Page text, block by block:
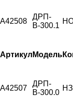
A42508
ДРП-
В-300.1
Артикул Модель
A42507
ДРП-
В-300.0
НЗ